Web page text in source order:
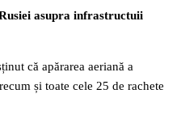
asupra infrastructuii
că apărarea aeriană a
și toate cele 25 de rachete